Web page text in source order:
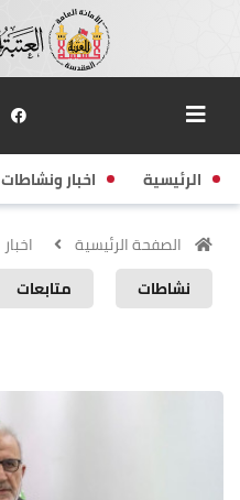
الرئيسية اخبار ونشاطات
الصفحة الرئيسية
اخبار
نشاطات
متابعات